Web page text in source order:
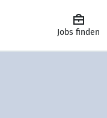
Jobs finden